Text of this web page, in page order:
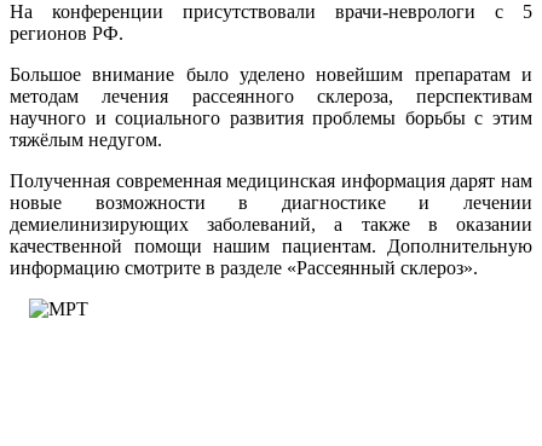
На конференции присутствовали врачи-неврологи с 5
регионов РФ.
Большое внимание было уделено новейшим препаратам и
методам лечения рассеянного склероза, перспективам
научного и социального развития проблемы борьбы с этим
тяжёлым недугом.
Полученная современная медицинская информация дарят нам
новые возможности в диагностике и лечении
демиелинизирующих заболеваний, а также в оказании
качественной помощи нашим пациентам. Дополнительную
информацию смотрите в разделе «Рассеянный склероз».